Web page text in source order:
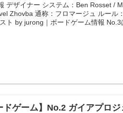
デザイナー システム：Ben Rosset /
Zhovba 通称：フロマージュ ルール
ト by jurong｜ボードゲーム情報 No.3
ドゲーム】No.2 ガイアプロジ